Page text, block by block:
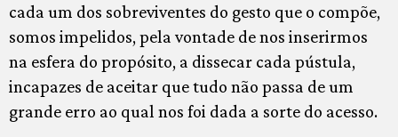
cada um dos sobreviventes do gesto que o compõe,
somos impelidos, pela vontade de nos inserirmos
na esfera do propósito, a dissecar cada pústula,
incapazes de aceitar que tudo não passa de um
grande erro ao qual nos foi dada a sorte do acesso.